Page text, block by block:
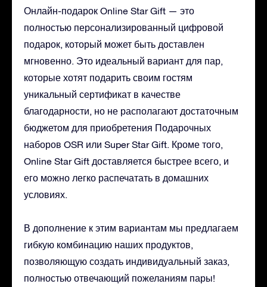
Онлайн-подарок Online Star Gift — это
полностью персонализированный цифровой
подарок, который может быть доставлен
мгновенно. Это идеальный вариант для пар,
которые хотят подарить своим гостям
уникальный сертификат в качестве
благодарности, но не располагают достаточным
бюджетом для приобретения Подарочных
наборов OSR или Super Star Gift. Кроме того,
Online Star Gift доставляется быстрее всего, и
его можно легко распечатать в домашних
условиях.
В дополнение к этим вариантам мы предлагаем
гибкую комбинацию наших продуктов,
позволяющую создать индивидуальный заказ,
полностью отвечающий пожеланиям пары!